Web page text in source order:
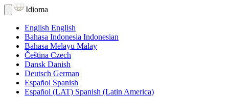
Idioma
English English
Bahasa Indonesia Indonesian
Bahasa Melayu Malay
Čeština Czech
Dansk Danish
Deutsch German
Español Spanish
Español (LAT) Spanish (Latin America)